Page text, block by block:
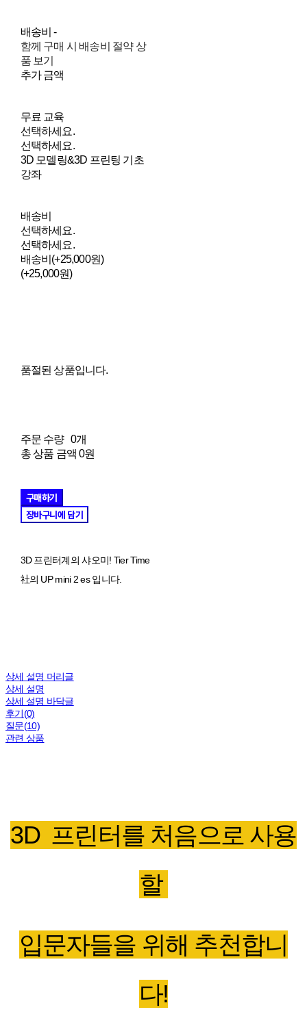
배송비-
함께 구매 시 배송비 절약 상
품 보기
추가 금액
무료 교육
선택하세요.
선택하세요.
3D 모델링&3D 프린팅 기초
강좌
배송비
선택하세요.
선택하세요.
배송비(+25,000원)
(+25,000원)
품절된 상품입니다.
주문 수량 0개
총 상품 금액 0원
구매하기
장바구니에 담기
3D 프린터계의 샤오미! Tier Time
社의 UP mini 2 es 입니다.
상세 설명 머리글
상세 설명
상세 설명 바닥글
후기(0)
질문(10)
관련 상품
3D 프린터를 처음으로 사용
할
입문자들을 위해 추천합니
다!